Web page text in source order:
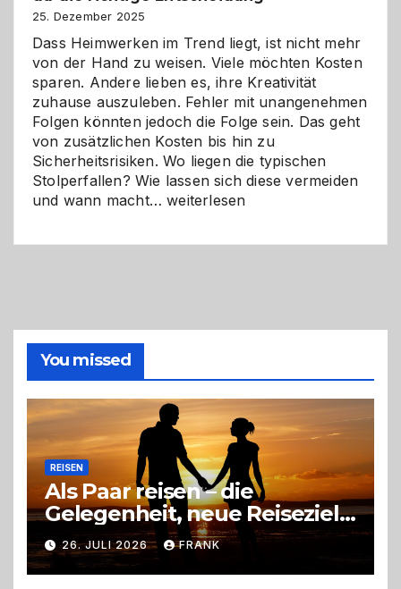
Zukunft
25. Dezember 2025
Dass Heimwerken im Trend liegt, ist nicht mehr
von der Hand zu weisen. Viele möchten Kosten
sparen. Andere lieben es, ihre Kreativität
zuhause auszuleben. Fehler mit unangenehmen
Folgen könnten jedoch die Folge sein. Das geht
von zusätzlichen Kosten bis hin zu
Sicherheitsrisiken. Wo liegen die typischen
Stolperfallen? Wie lassen sich diese vermeiden
und wann macht…Selber
richtige
Entscheidung
weiterlesen
You missed
REISEN
Als Paar reisen – die
Gelegenheit, neue Reiseziele
zu entdecken
26. JULI 2026 FRANK